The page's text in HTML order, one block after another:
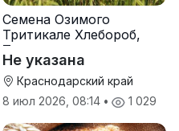
Семена Озимого
Тритикале Хлебороб,
Тихон
Не указана
Краснодарский край
8 июл 2026, 08:14 • 1 029